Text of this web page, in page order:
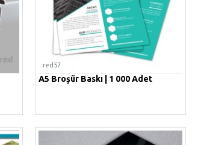
red57
A5 Broşür Baskı | 1 000 Adet